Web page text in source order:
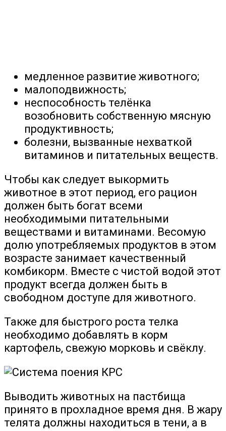
медленное развитие животного;
малоподвижность;
неспособность телёнка
возобновить собственную мясную
продуктивность;
болезни, вызванные нехваткой
витаминов и питательных веществ.
Чтобы как следует выкормить
животное в этот период, его рацион
должен быть богат всеми
необходимыми питательными
веществами и витаминами. Весомую
долю употребляемых продуктов в этом
возрасте занимает качественный
комбикорм. Вместе с чистой водой этот
продукт всегда должен быть в
свободном доступе для животного.
Также для быстрого роста телка
необходимо добавлять в корм
картофель, свежую морковь и свёклу.
Выводить животных на пастбища
принято в прохладное время дня. В жару
телята должны находиться в тени, а в